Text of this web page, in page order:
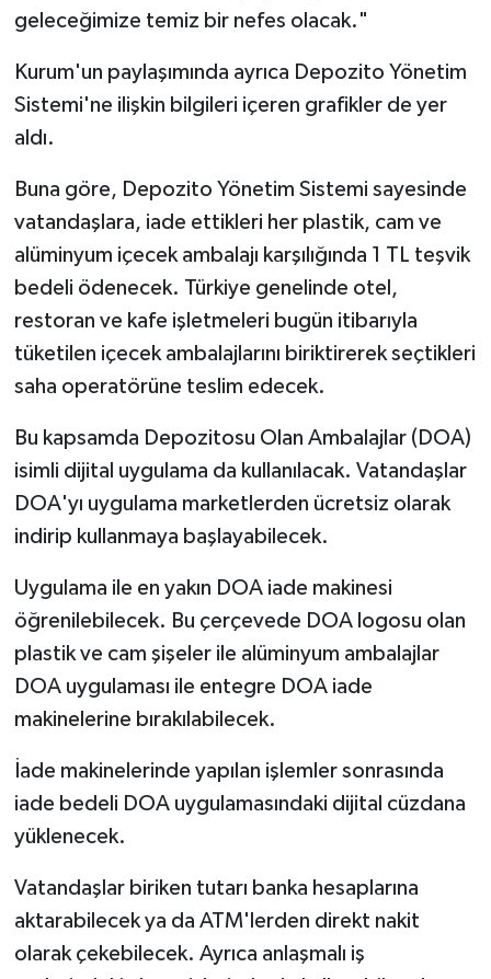
geleceğimize temiz bir nefes olacak."
Kurum'un paylaşımında ayrıca Depozito Yönetim
Sistemi'ne ilişkin bilgileri içeren grafikler de yer
aldı.
Buna göre, Depozito Yönetim Sistemi sayesinde
vatandaşlara, iade ettikleri her plastik, cam ve
alüminyum içecek ambalajı karşılığında 1 TL teşvik
bedeli ödenecek. Türkiye genelinde otel,
restoran ve kafe işletmeleri bugün itibarıyla
tüketilen içecek ambalajlarını biriktirerek seçtikleri
saha operatörüne teslim edecek.
Bu kapsamda Depozitosu Olan Ambalajlar (DOA)
isimli dijital uygulama da kullanılacak. Vatandaşlar
DOA'yı uygulama marketlerden ücretsiz olarak
indirip kullanmaya başlayabilecek.
Uygulama ile en yakın DOA iade makinesi
öğrenilebilecek. Bu çerçevede DOA logosu olan
plastik ve cam şişeler ile alüminyum ambalajlar
DOA uygulaması ile entegre DOA iade
makinelerine bırakılabilecek.
İade makinelerinde yapılan işlemler sonrasında
iade bedeli DOA uygulamasındaki dijital cüzdana
yüklenecek.
Vatandaşlar biriken tutarı banka hesaplarına
aktarabilecek ya da ATM'lerden direkt nakit
olarak çekebilecek. Ayrıca anlaşmalı iş